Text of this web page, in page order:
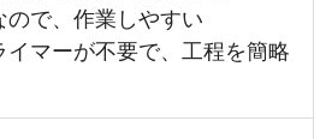
ので、作業しやすい
イマーが不要で、工程を簡略